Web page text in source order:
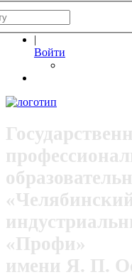
|
Войти
«Профи»
имени Я. П.